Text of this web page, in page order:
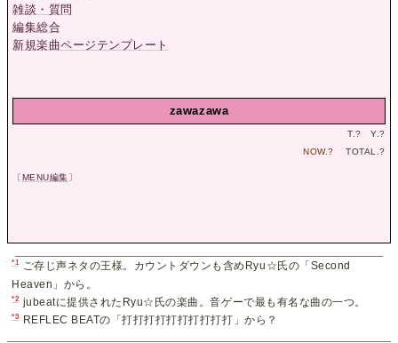
雑談・質問
編集総合
新規楽曲ページテンプレート
zawazawa
T.? Y.?
NOW.? TOTAL.?
〔MENU編集〕
*1 ご存じ声ネタの王様。カウントダウンも含めRyu☆氏の「Second
Heaven」から。
*2 jubeatに提供されたRyu☆氏の楽曲。音ゲーで最も有名な曲の一つ。
*3 REFLEC BEATの「打打打打打打打打打打」から？